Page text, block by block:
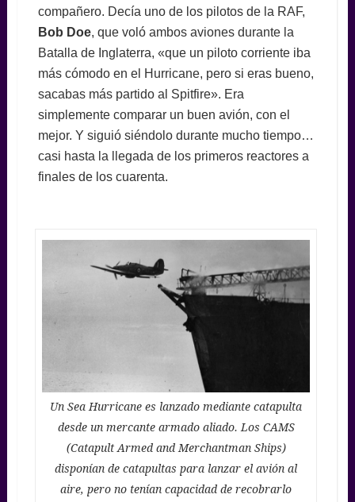
compañero. Decía uno de los pilotos de la RAF,
Bob Doe, que voló ambos aviones durante la
Batalla de Inglaterra, «que un piloto corriente iba
más cómodo en el Hurricane, pero si eras bueno,
sacabas más partido al Spitfire». Era
simplemente comparar un buen avión, con el
mejor. Y siguió siéndolo durante mucho tiempo…
casi hasta la llegada de los primeros reactores a
finales de los cuarenta.
Un Sea Hurricane es lanzado mediante catapulta
desde un mercante armado aliado. Los CAMS
(Catapult Armed and Merchantman Ships)
disponían de catapultas para lanzar el avión al
aire, pero no tenían capacidad de recobrarlo